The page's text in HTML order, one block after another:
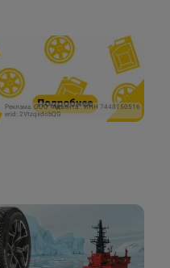
Реклама. ООО "Адвента". ИНН 7448150516
erid: 2VtzqxdobQG